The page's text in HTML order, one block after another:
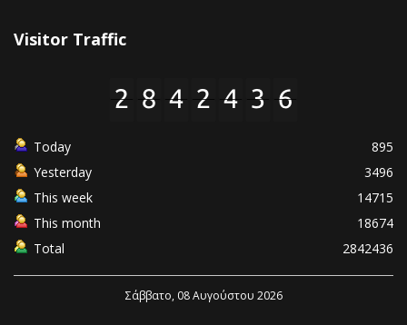
Visitor Traffic
Today
895
Yesterday
3496
This week
14715
This month
18674
Total
2842436
Σάββατο, 08 Αυγούστου 2026